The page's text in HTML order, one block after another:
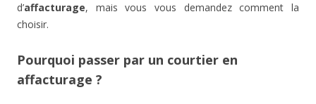
d’affacturage, mais vous vous demandez comment la
choisir.
Pourquoi passer par un courtier en
affacturage ?